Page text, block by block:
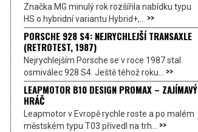
Značka MG minulý rok rozšířila nabídku typu
HS o hybridní variantu Hybrid+,... >>
PORSCHE 928 S4: NEJRYCHLEJŠÍ TRANSAXLE
(RETROTEST, 1987)
Nejrychlejším Porsche se v roce 1987 stal
osmiválec 928 S4. Ještě téhož roku... >>
LEAPMOTOR B10 DESIGN PROMAX – ZAJÍMAVÝ
HRÁČ
Leapmotor v Evropě rychle roste a po malém
městském typu T03 přivedl na trh... >>